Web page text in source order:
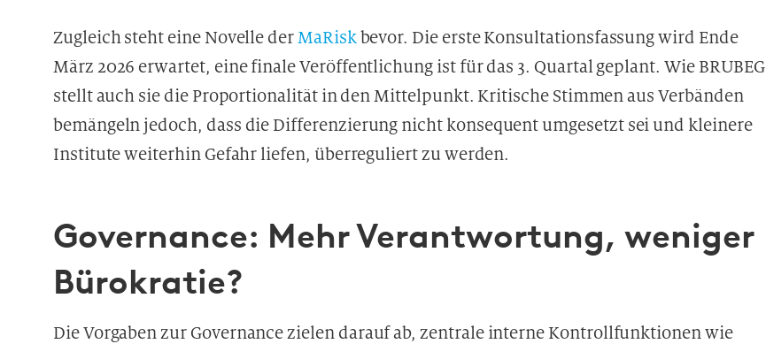
Zugleich steht eine Novelle derMaRiskbevor. Die erste Konsultationsfassung wird Ende
März 2026 erwartet, eine finale Veröffentlichung ist für das 3. Quartal geplant. Wie BRUBEG
stellt auch sie die Proportionalität in den Mittelpunkt. Kritische Stimmen aus Verbänden
bemängeln jedoch, dass die Differenzierung nicht konsequent umgesetzt sei und kleinere
Institute weiterhin Gefahr liefen, überreguliert zu werden.
Governance: Mehr Verantwortung, weniger
Bürokratie?
Die Vorgaben zur Governance zielen darauf ab, zentrale interne Kontrollfunktionen wie